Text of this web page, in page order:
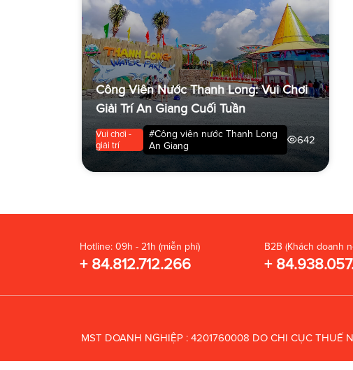
Công Viên Nước Thanh Long: Vui Chơi
Giải Trí An Giang Cuối Tuần
Vui chơi -
giải trí
#Công viên nước Thanh Long
An Giang
642
Hotline: 09h - 21h (miễn phí)
+ 84.812.712.266
B2B (Khách doanh
+
MST DOANH NGHIỆP : 4201760008 DO CHI CỤC THUẾ